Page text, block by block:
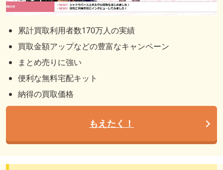
累計買取利用者数170万人の実績
買取金額アップなどの豊富なキャンペーン
まとめ売りに強い
便利な無料宅配キット
納得の買取価格
もえたく！